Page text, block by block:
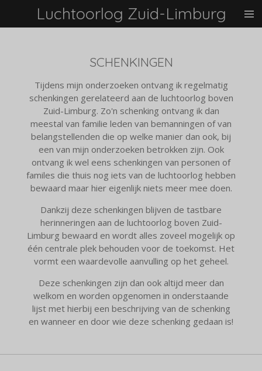
Luchtoorlog Zuid-Limburg
SCHENKINGEN
Tijdens mijn onderzoeken ontvang ik regelmatig
schenkingen gerelateerd aan de luchtoorlog boven
Zuid-Limburg. Zo'n schenking ontvang ik dan
meestal van familie leden van bemanningen of van
belangstellenden die op welke manier dan ook, bij
een van mijn onderzoeken betrokken zijn. Ook
ontvang ik wel eens schenkingen van personen of
familes die thuis nog iets van de luchtoorlog hebben
bewaard maar hier eigenlijk niets meer mee doen.
Dankzij deze schenkingen blijven de tastbare
herinneringen aan de luchtoorlog boven Zuid-
Limburg bewaard en wordt alles zoveel mogelijk op
één centrale plek behouden voor de toekomst. Het
vormt een waardevolle aanvulling op het geheel.
Deze schenkingen zijn dan ook altijd meer dan
welkom en worden opgenomen in onderstaande
lijst met hierbij een beschrijving van de schenking
en wanneer en door wie deze schenking gedaan is!